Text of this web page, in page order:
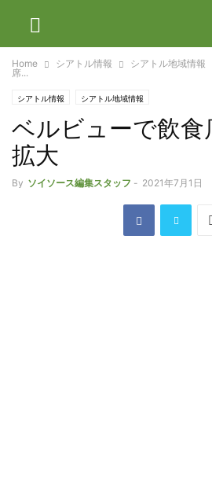
Home シアトル情報 シアトル地域情報
席...
シアトル情報 シアトル地域情報
ベルビューで飲食
拡大
By ソイソース編集スタッフ - 2021年7月1日